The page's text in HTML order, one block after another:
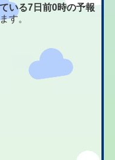
いる7日前0時の予報
す。